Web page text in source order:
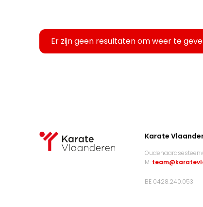
Er zijn geen resultaten om weer te
Karate
M:
BE 0428.240.053